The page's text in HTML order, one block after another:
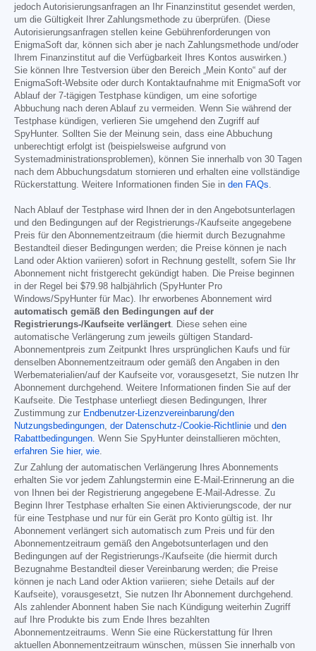
jedoch Autorisierungsanfragen an Ihr Finanzinstitut gesendet werden,
um die Gültigkeit Ihrer Zahlungsmethode zu überprüfen. (Diese
Autorisierungsanfragen stellen keine Gebührenforderungen von
EnigmaSoft dar, können sich aber je nach Zahlungsmethode und/oder
Ihrem Finanzinstitut auf die Verfügbarkeit Ihres Kontos auswirken.)
Sie können Ihre Testversion über den Bereich „Mein Konto“ auf der
EnigmaSoft-Website oder durch Kontaktaufnahme mit EnigmaSoft vor
Ablauf der 7-tägigen Testphase kündigen, um eine sofortige
Abbuchung nach deren Ablauf zu vermeiden. Wenn Sie während der
Testphase kündigen, verlieren Sie umgehend den Zugriff auf
SpyHunter. Sollten Sie der Meinung sein, dass eine Abbuchung
unberechtigt erfolgt ist (beispielsweise aufgrund von
Systemadministrationsproblemen), können Sie innerhalb von 30 Tagen
nach dem Abbuchungsdatum stornieren und erhalten eine vollständige
Rückerstattung. Weitere Informationen finden Sie in den FAQs
Nach Ablauf der Testphase wird Ihnen der in den Angebotsunterlagen
und den Bedingungen auf der Registrierungs-/Kaufseite angegebene
Preis für den Abonnementzeitraum (die hiermit durch Bezugnahme
Bestandteil dieser Bedingungen werden; die Preise können je nach
Land oder Aktion variieren) sofort in Rechnung gestellt, sofern Sie Ihr
Abonnement nicht fristgerecht gekündigt haben. Die Preise beginnen
in der Regel bei $79.98 halbjährlich (SpyHunter Pro
Windows/SpyHunter für Mac). Ihr erworbenes Abonnement wird
automatisch gemäß den Bedingungen auf der
Registrierungs-/Kaufseite verlängert . Diese sehen eine
automatische Verlängerung zum jeweils gültigen Standard-
Abonnementpreis zum Zeitpunkt Ihres ursprünglichen Kaufs und für
denselben Abonnementzeitraum oder gemäß den Angaben in den
Werbematerialien/auf der Kaufseite vor, vorausgesetzt, Sie nutzen Ihr
Abonnement durchgehend. Weitere Informationen finden Sie auf der
Kaufseite. Die Testphase unterliegt diesen Bedingungen, Ihrer
Zustimmung zur Endbenutzer-Lizenzvereinbarung/den
Nutzungsbedingungen der Datenschutz-/Cookie-Richtlinie und den
Rabattbedingungen . Wenn Sie SpyHunter deinstallieren möchten,
erfahren Sie hier, wie
Zur Zahlung der automatischen Verlängerung Ihres Abonnements
erhalten Sie vor jedem Zahlungstermin eine E-Mail-Erinnerung an die
von Ihnen bei der Registrierung angegebene E-Mail-Adresse. Zu
Beginn Ihrer Testphase erhalten Sie einen Aktivierungscode, der nur
für eine Testphase und nur für ein Gerät pro Konto gültig ist. Ihr
Abonnement verlängert sich automatisch zum Preis und für den
Abonnementzeitraum gemäß den Angebotsunterlagen und den
Bedingungen auf der Registrierungs-/Kaufseite (die hiermit durch
Bezugnahme Bestandteil dieser Vereinbarung werden; die Preise
können je nach Land oder Aktion variieren; siehe Details auf der
Kaufseite), vorausgesetzt, Sie nutzen Ihr Abonnement durchgehend.
Als zahlender Abonnent haben Sie nach Kündigung weiterhin Zugriff
auf Ihre Produkte bis zum Ende Ihres bezahlten
Abonnementzeitraums. Wenn Sie eine Rückerstattung für Ihren
aktuellen Abonnementzeitraum wünschen, müssen Sie innerhalb von